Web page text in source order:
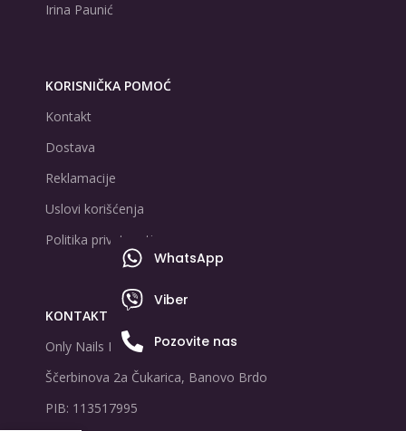
Irina Paunić
KORISNIČKA POMOĆ
Kontakt
Dostava
Reklamacije
Uslovi korišćenja
Politika privatnosti
KONTAKT PODACI
Only Nails D.O.O
Ščerbinova 2a Čukarica, Banovo Brdo
PIB: 113517995
WhatsApp
Viber
Pozovite nas